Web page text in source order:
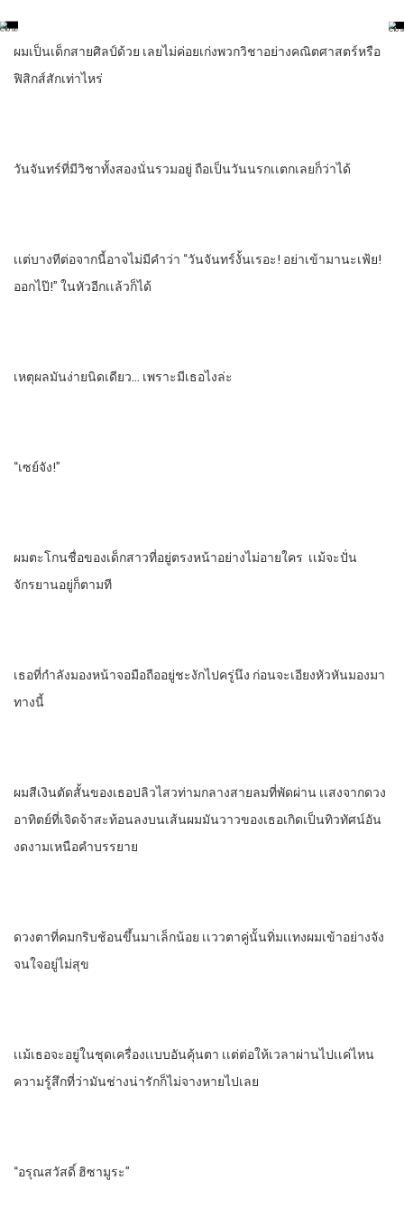
ผมเป็นเด็กสายศิลป์ด้วย เลยไม่ค่อยเก่งพวกวิชาอย่างคณิตศาสตร์หรือ
ฟิสิกส์สักเท่าไหร่
วันจันทร์ที่มีวิชาทั้งสองนั่นรวมอยู่ ถือเป็นวันนรกเเตกเลยก็ว่าได้
เเต่บางทีต่อจากนี้อาจไม่มีคําว่า “วันจันทร์งั้นเรอะ! อย่าเข้ามานะเฟ้ย!
ออกไป๊!” ในหัวอีกเเล้วก็ได้
เหตุผลมันง่ายนิดเดียว… เพราะมีเธอไงล่ะ
“เซย์จัง!”
ผมตะโกนชื่อของเด็กสาวที่อยู่ตรงหน้าอย่างไม่อายใคร เเม้จะปั่น
จักรยานอยู่ก็ตามที
เธอที่กําลังมองหน้าจอมือถืออยู่ชะงักไปครู่นึง ก่อนจะเอียงหัวหันมองมา
ทางนี้
ผมสีเงินตัดสั้นของเธอปลิวไสวท่ามกลางสายลมที่พัดผ่าน เเสงจากดวง
อาทิตย์ที่เจิดจ้าสะท้อนลงบนเส้นผมมันวาวของเธอเกิดเป็นทิวทัศน์อัน
งดงามเหนือคําบรรยาย
ดวงตาที่คมกริบช้อนขึ้นมาเล็กน้อย เเววตาคู่นั้นทิ่มเเทงผมเข้าอย่างจัง
จนใจอยู่ไม่สุข
เเม้เธอจะอยู่ในชุดเครื่องเเบบอันคุ้นตา เเต่ต่อให้เวลาผ่านไปเเค่ไหน
ความรู้สึกที่ว่ามันช่างน่ารักก็ไม่จางหายไปเลย
“อรุณสวัสดิ์ ฮิซามูระ”